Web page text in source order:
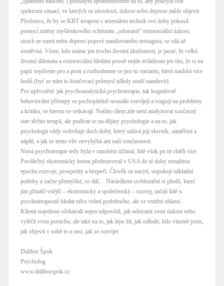
spektrum situací, ve kterých se závislosti, úzkost nebo deprese může objevit.
Představa, že by se KBT terapeut s arzenálem technik své doby pokusil
pomocí změny myšlenkového schématu „odstranit“ existenciální úzkost,
strach ze smrti nebo depresi poprvé zamilovaného teenagera, se zdá až
úsměvná. Všem, kdo máme jen trochu životní zkušenosti, je jasné, že velká
životní dilemata a existenciální hledání prostě nejde zvládnout jen tím, že si na
papír sepíšeme pro a proti a rozhodneme se pro tu variantu, která nasbírá více
bodů (byť se nám to koučovací průmysl někdy snaží namluvit).
Pro upřesnění: jak psychoanalytická psychoterapie, tak kognitivně
behaviorální přístupy se pochopitelně neustále rozvíjejí a reagují na problémy
a kritiku, se kterou se setkávají. Naším cílem zde není analyzovat současný
stav těchto terapií, ale podívat se na dějiny psychologie a na to, jak
psychologii vždy ovlivňuje duch doby, který udává její slovník, zaměření a
náplň, a jak se tento vliv nevyhýbá ani naší současnosti.
Nová psychoterapie tedy byla v mnohém účinná, lidé však po ní chtěli více.
Poválečný ekonomický boom představoval v USA do té doby nezažitou
epochu rozvoje, prosperity a bezpečí. Člověk se nasytí, uspokojí základní
potřeby a začne přemýšlet, co dál… Následkem uvědomění si plodů, které
jim přináší vnější – ekonomický a společenský – rozvoj, začali lidé u
psychoterapeutů hledat něco velmi podobného, ale ve vnitřní oblasti.
Klienti najednou očekávali nejen odpovědi, jak odstranit svou úzkost nebo
vyléčit svou poruchu, ale také na to, jak lépe žít, jak odhalit, kdo vlastně jsem,
jak objevit v sobě to a ono, jak se rozvíjet.
Dalibor Špok
Psycholog
www.daliborspok.cz